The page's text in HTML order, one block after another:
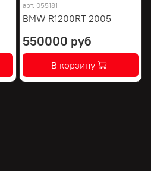
арт. 055181
BMW R1200RT 2005
550000 руб
В корзину